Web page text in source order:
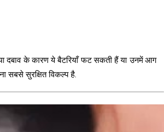
या दबाव के कारण ये बैटरियाँ फट सकती हैं या उनमें आग
सबसे सुरक्षित विकल्प है.